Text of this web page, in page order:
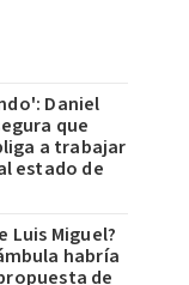
Daniel
que
a trabajar
estado de
Luis Miguel?
habría
de